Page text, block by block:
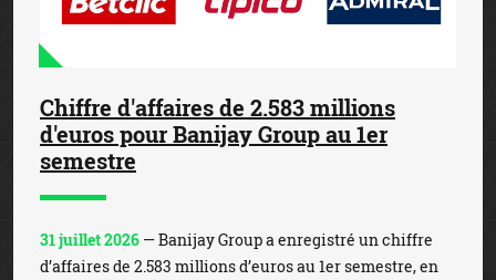
Chiffre d'affaires de 2.583 millions
d'euros pour Banijay Group au 1er
semestre
31 juillet 2026 — Banijay Group a enregistré un chiffre
d’affaires de 2.583 millions d’euros au 1er semestre, en